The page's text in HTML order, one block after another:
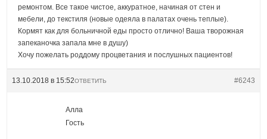
ремонтом. Все такое чистое, аккуратное, начиная от стен и
мебели, до текстиля (новые одеяла в палатах очень теплые).
Кормят как для больничной еды просто отлично! Ваша творожная
запеканочка запала мне в душу)
Хочу пожелать роддому процветания и послушных пациентов!
13.10.2018 в 15:52 #6243
ОТВЕТИТЬ
Алла
Гость